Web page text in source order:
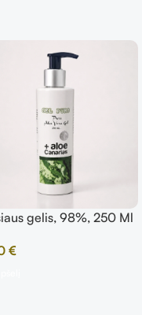
gelis, 98%, 250 Ml
€